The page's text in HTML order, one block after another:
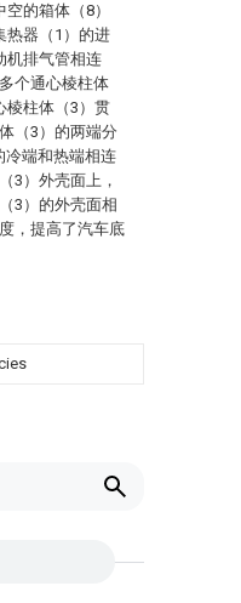
的箱体（8）
热器（1）的进
机排气管相连
个通心棱柱体
棱柱体（3）贯
（3）的两端分
冷端和热端相连
3）外壳面上，
3）的外壳面相
，提高了汽车底